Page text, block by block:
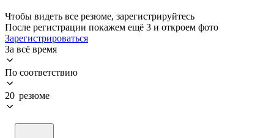
Чтобы видеть все резюме, зарегистрируйтесь
После регистрации покажем ещё 3 и откроем фото
Зарегистрироваться
За всё время
По соответствию
20 резюме